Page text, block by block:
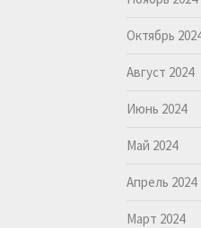
Октябрь
Август 2024
Июнь 2024
Май 2024
Апрель 2024
Март 2024